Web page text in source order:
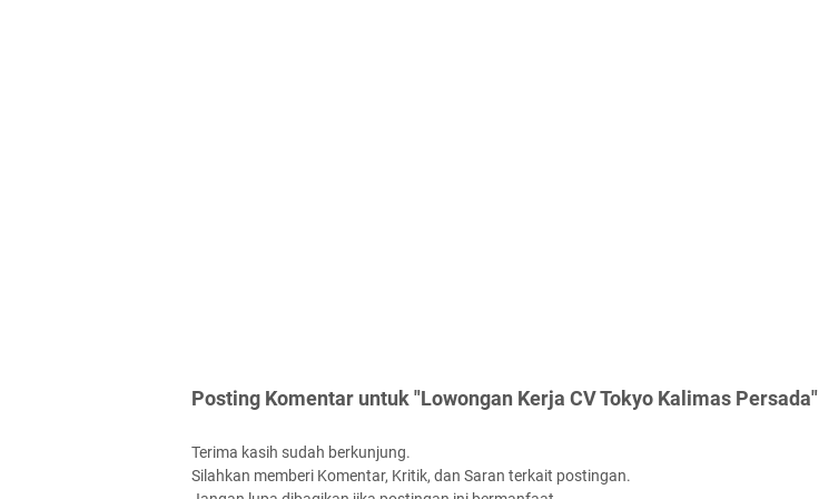
Posting Komentar untuk "Lowongan Kerja CV Tokyo Kalimas Persada"
Terima kasih sudah berkunjung.
Silahkan memberi Komentar, Kritik, dan Saran terkait postingan.